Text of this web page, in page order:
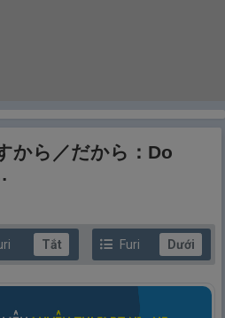
から／だから：Do
Tắt Furi Dưới